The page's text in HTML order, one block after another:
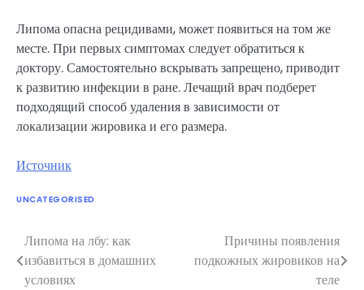
Липома опасна рецидивами, может появиться на том же
месте. При первых симптомах следует обратиться к
доктору. Самостоятельно вскрывать запрещено, приводит
к развитию инфекции в ране. Лечащий врач подберет
подходящий способ удаления в зависимости от
локализации жировика и его размера.
Источник
UNCATEGORISED
Навигация
по
Липома на лбу: как
избавиться в домашних
условиях
Причины появления
подкожных жировиков на
теле